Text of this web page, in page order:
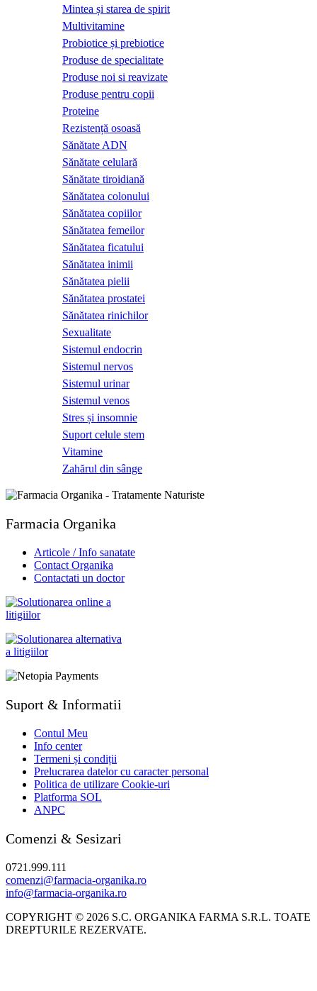
Mintea și starea de spirit
Multivitamine
Probiotice și prebiotice
Produse de specialitate
Produse noi si reavizate
Produse pentru copii
Proteine
Rezistență osoasă
Sănătate ADN
Sănătate celulară
Sănătate tiroidiană
Sănătatea colonului
Sănătatea copiilor
Sănătatea femeilor
Sănătatea ficatului
Sănătatea inimii
Sănătatea pielii
Sănătatea prostatei
Sănătatea rinichilor
Sexualitate
Sistemul endocrin
Sistemul nervos
Sistemul urinar
Sistemul venos
Stres și insomnie
Suport celule stem
Vitamine
Zahărul din sânge
Farmacia Organika
Articole / Info sanatate
Contact Organika
Contactati un doctor
Suport & Informatii
Contul Meu
Info center
Termeni și condiții
Prelucrarea datelor cu caracter personal
Politica de utilizare Cookie-uri
Platforma SOL
ANPC
Comenzi & Sesizari
0721.999.111
comenzi@farmacia-organika.ro
info@farmacia-organika.ro
COPYRIGHT © 2026 S.C. ORGANIKA FARMA S.R.L. TOATE
DREPTURILE REZERVATE.